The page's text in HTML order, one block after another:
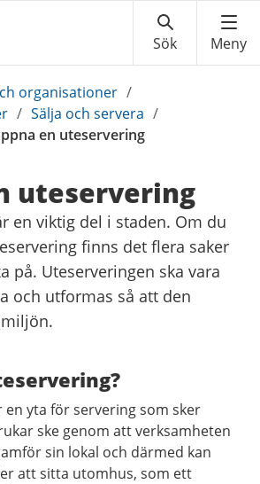
organisationer /
/ Sälja och servera /
en uteservering
uteservering
en viktig del i staden. Om du
finns det flera saker
på. Uteserveringen ska vara
och utformas så att den
en yta för servering som sker
ske genom att verksamheten
sin lokal och därmed kan
att sitta utomhus, som ett